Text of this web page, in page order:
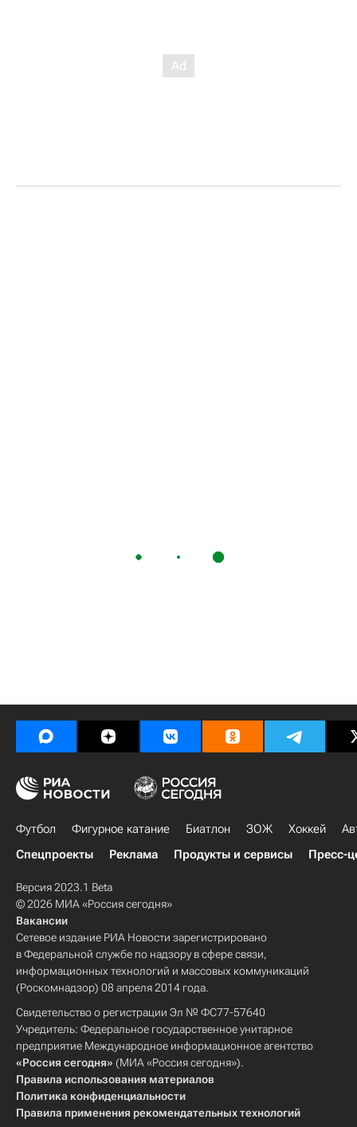
Футбол Фигурное катание Биатлон ЗОЖ Хоккей
Спецпроекты
Реклама Продукты и сервисы Пресс-
Версия 2023.1 Beta
© 2026 МИА «Россия сегодня»
Вакансии
Сетевое издание РИА Новости зарегистрировано
в Федеральной службе по надзору в сфере связи,
информационных технологий и массовых коммуникаций
(Роскомнадзор) 08 апреля 2014 года.
Свидетельство о регистрации Эл № ФС77-57640
Учредитель: Федеральное государственное унитарное
предприятие Международное информационное агентство
«Россия сегодня» (МИА «Россия сегодня»).
Правила использования материалов
Политика конфиденциальности
Правила применения рекомендательных технологий